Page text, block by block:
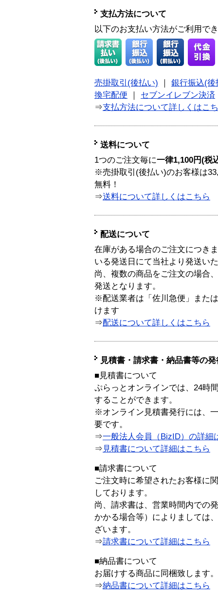
支払方法について
以下のお支払い方法がご利用で
売掛取引(後払い)
銀行振込(後
換宅配便
セブンイレブン決済
⇒支払方法について詳しくはこ
送料について
1つのご注文毎に一律1,100円(税
※売掛取引(後払い)のお客様は
無料！
⇒送料について詳しくはこちら
配送について
在庫がある場合のご注文につき
いる発送日にて当社より発送い
尚、複数の商品をご注文の場合
発送となります。
※配送業者は「佐川急便」また
けます
⇒配送について詳しくはこちら
見積書・請求書・納品書等の
■見積書について
ぷらっとオンラインでは、24時
することができます。
※オンライン見積書発行には、
要です。
⇒一般法人会員（BizID）の詳細
⇒ 見積書について詳細はこちら
■請求書について
ご注文時に希望されたお客様に
しております。
尚、請求書は、営業時間内での
かかる場合等）によりましては
ざいます。
⇒請求書について詳細はこちら
■納品書について
お届けする商品に同梱致します。
⇒納品書について詳細はこちら